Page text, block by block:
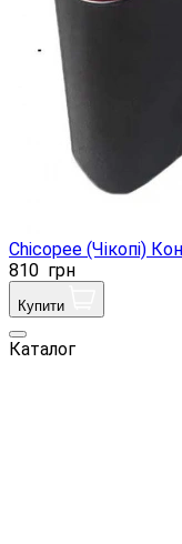
Chicopee (Чікопі)
810 грн
Купити
Каталог